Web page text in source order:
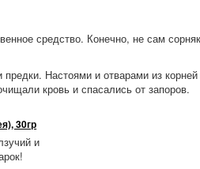
средство. Конечно, не сам
Настоями и отварами из
кровь и спасались от запоров.
30гр
и